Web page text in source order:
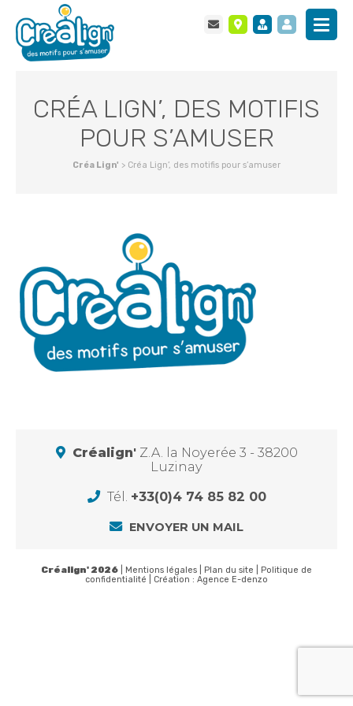
CRÉA LIGN’, DES MOTIFIS
POUR S’AMUSER
Créa Lign' > Créa Lign’, des motifis pour s’amuser
Créalign'Z.A. la Noyerée 3 - 38200
Luzinay
Tél. +33(0)4 74 85 82 00
ENVOYER UN MAIL
Créalign' 2026 Mentions légales Plan du site
Politique de
confidentialité | Création : Agence E-denzo